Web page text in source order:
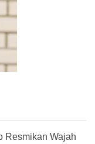
Resmikan Wajah